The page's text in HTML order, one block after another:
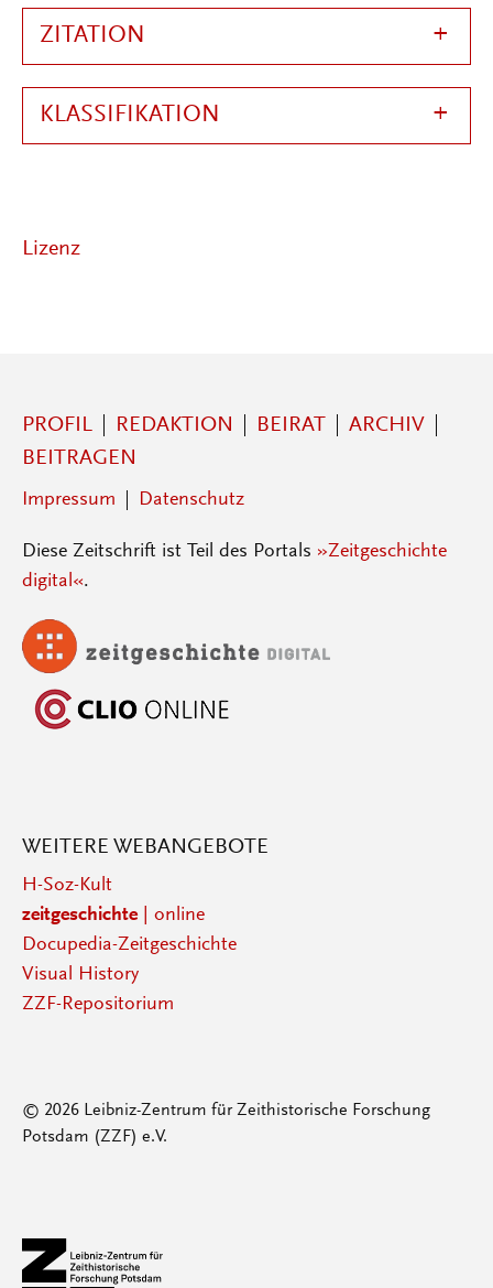
ZITATION
KLASSIFIKATION
Lizenz
PROFIL REDAKTION BEIRAT
ARCHIV
BEITRAGEN
Impressum Datenschutz
Diese Zeitschrift ist Teil des Portals »Zeitgeschichte
digital«.
WEITERE WEBANGEBOTE
H-Soz-Kult
zeitgeschichte| online
Docupedia-Zeitgeschichte
Visual History
ZZF-Repositorium
© 2026 Leibniz-Zentrum für Zeithistorische Forschung
Potsdam (ZZF) e.V.